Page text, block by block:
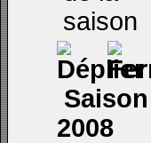
saison
Saison
2008